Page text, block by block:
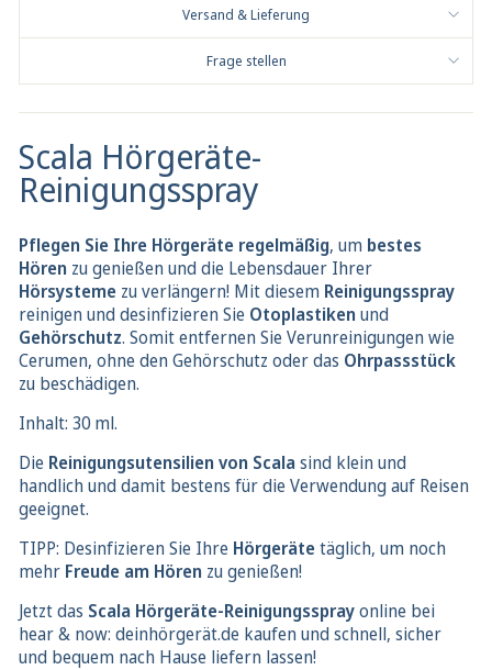
Versand & Lieferung
Frage stellen
Scala Hörgeräte-
Reinigungsspray
Pflegen Sie Ihre Hörgeräte regelmäßig, um bestes
Hören zu genießen und die Lebensdauer Ihrer
Hörsysteme zu verlängern! Mit diesem Reinigungsspray
reinigen und desinfizieren Sie Otoplastiken und
Gehörschutz. Somit entfernen Sie Verunreinigungen wie
Cerumen, ohne den Gehörschutz oder das Ohrpassstück
zu beschädigen.
Inhalt: 30 ml.
Die Reinigungsutensilien von Scala sind klein und
handlich und damit bestens für die Verwendung auf Reisen
geeignet.
TIPP: Desinfizieren Sie Ihre Hörgeräte täglich, um noch
mehr Freude am Hören zu genießen!
Jetzt das Scala Hörgeräte-Reinigungssprayonline bei
hear & now: deinhörgerät.de kaufen und schnell, sicher
und bequem nach Hause liefern lassen!